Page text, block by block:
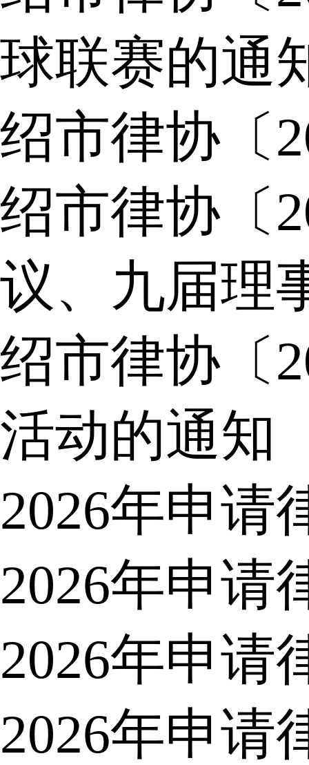
球联赛的通
绍市律协〔
绍市律协〔
议、九届理
绍市律协〔
活动的通知
2026年申请
2026年申请
2026年申请
2026年申请